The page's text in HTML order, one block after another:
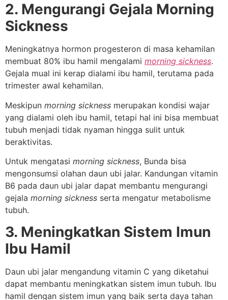
2. Mengurangi Gejala Morning
Sickness
Meningkatnya hormon progesteron di masa kehamilan
membuat 80% ibu hamil mengalami morning sickness.
Gejala mual ini kerap dialami ibu hamil, terutama pada
trimester awal kehamilan.
Meskipun morning sickness merupakan kondisi wajar
yang dialami oleh ibu hamil, tetapi hal ini bisa membuat
tubuh menjadi tidak nyaman hingga sulit untuk
beraktivitas.
Untuk mengatasi morning sickness, Bunda bisa
mengonsumsi olahan daun ubi jalar. Kandungan vitamin
B6 pada daun ubi jalar dapat membantu mengurangi
gejala morning sickness serta mengatur metabolisme
tubuh.
3. Meningkatkan Sistem Imun
Ibu Hamil
Daun ubi jalar mengandung vitamin C yang diketahui
dapat membantu meningkatkan sistem imun tubuh. Ibu
hamil dengan sistem imun yang baik serta daya tahan